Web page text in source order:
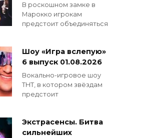
В роскошном замке в
Марокко игрокам
предстоит объединяться
Шоу «Игра вслепую»
6 выпуск 01.08.2026
Вокально-игровое шоу
ТНТ, в котором звёздам
предстоит
Экстрасенсы. Битва
сильнейших